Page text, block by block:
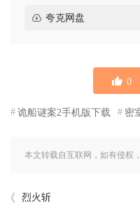
夸克网盘
0
诡船谜案2手机版下载 密
本文转载自互联网，如有侵权
烈火斩